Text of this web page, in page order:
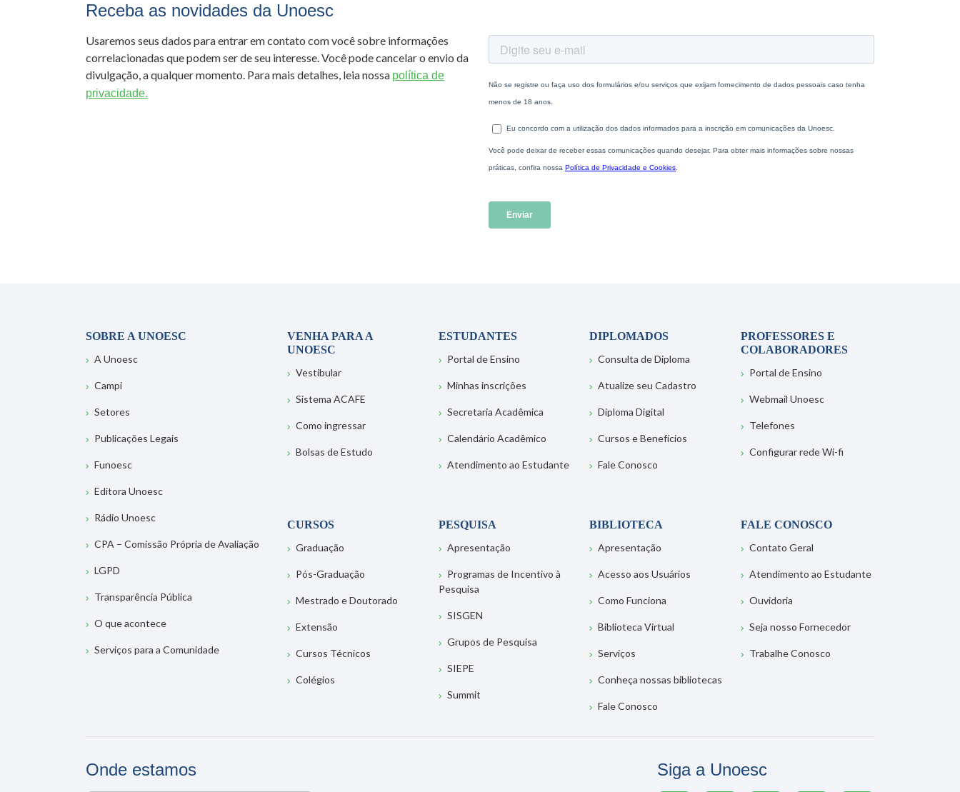
Receba as novidades da Unoesc
Usaremos seus dados para entrar em contato com você sobre informações
correlacionadas que podem ser de seu interesse. Você pode cancelar o envio da
divulgação, a qualquer momento. Para mais detalhes, leia nossa política de
privacidade.
SOBRE A UNOESC
A Unoesc
Campi
Setores
Publicações Legais
Funoesc
Editora Unoesc
Rádio Unoesc
CPA – Comissão Própria de Avaliação
LGPD
Transparência Pública
O que acontece
Serviços para a Comunidade
VENHA PARA A
UNOESC
Vestibular
Sistema ACAFE
Como ingressar
Bolsas de Estudo
ESTUDANTES
Portal de Ensino
Minhas inscrições
Secretaria Acadêmica
Calendário Acadêmico
Atendimento ao Estudante
DIPLOMADOS
Consulta de Diploma
Atualize seu Cadastro
Diploma Digital
Cursos e Benefícios
Fale Conosco
PROFESSORES E
COLABORADORES
Portal de Ensino
Webmail Unoesc
Telefones
Configurar rede Wi-fi
CURSOS
Graduação
Pós-Graduação
Mestrado e Doutorado
Extensão
Cursos Técnicos
Colégios
PESQUISA
Apresentação
Programas de Incentivo à
Pesquisa
SISGEN
Grupos de Pesquisa
SIEPE
Summit
BIBLIOTECA
Apresentação
Acesso aos Usuários
Como Funciona
Biblioteca Virtual
Serviços
Conheça nossas bibliotecas
Fale Conosco
FALE CONOSCO
Contato Geral
Atendimento ao Estudante
Ouvidoria
Seja nosso Fornecedor
Trabalhe Conosco
Onde estamos Siga a Unoesc